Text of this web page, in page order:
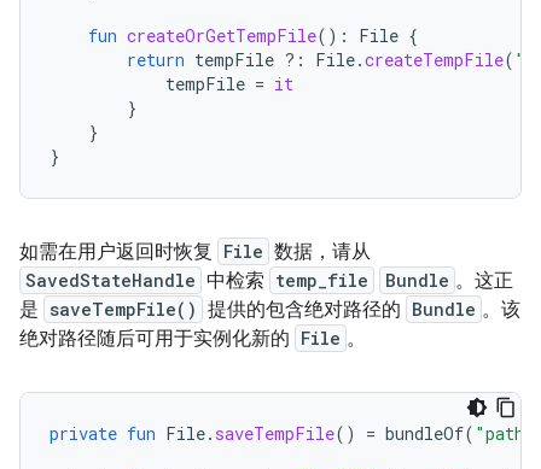
fun createOrGetTempFile(): File {
return tempFile ?: File.createTempFile(
tempFile = it
}
}
}
如需在用户返回时恢复 File 数据，请从
SavedStateHandle 中检索 temp_file Bundle 。这正
是 saveTempFile() 提供的包含绝对路径的 Bundle 。该
绝对路径随后可用于实例化新的 File 。
private fun File. saveTempFile() = bundleOf( "path"